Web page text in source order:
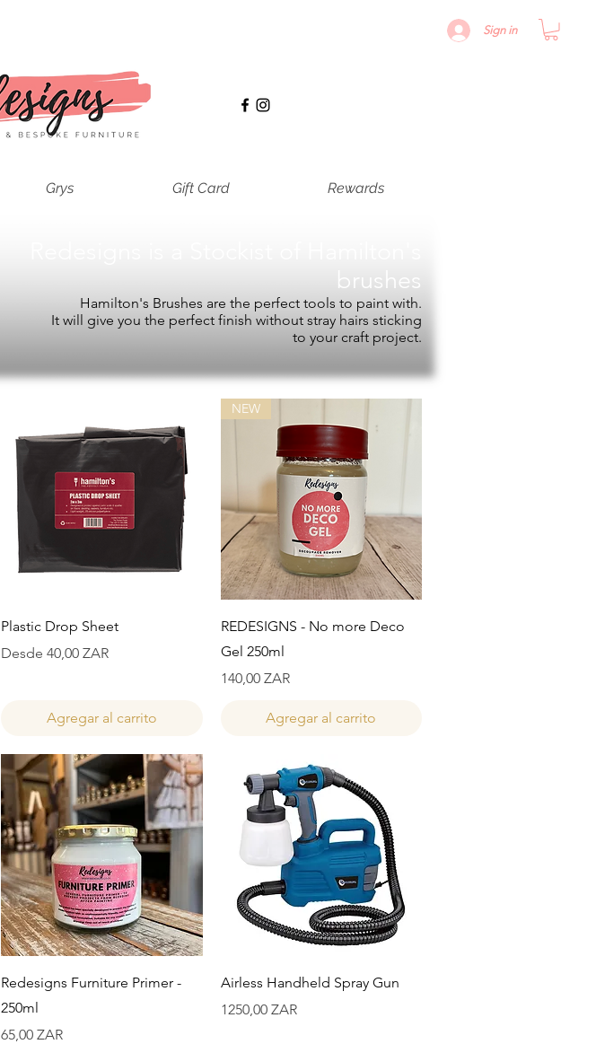
Sign in
Grys Gift Card Rewards
brushes
Hamilton's Brushes are the perfect tools to paint with.
It will give you the perfect finish without stray hairs sticking
to your craft project.
Vista rápida
Plastic Drop Sheet
Desde 40,00 ZAR
Precio de oferta
Agregar al carrito
Vista rápida
NEW
REDESIGNS - No more Deco
Gel 250ml
Precio
140,00 ZAR
Agregar al carrito
Vista rápida
Redesigns Furniture Primer -
250ml
Precio
65,00 ZAR
Vista rápida
Airless Handheld Spray Gun
Precio
1250,00 ZAR